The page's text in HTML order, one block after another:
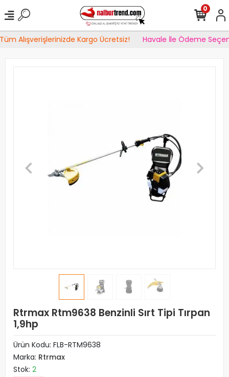
Alışverişlerinizde Kargo Ücretsiz! Havale İle Ödeme
0
Rtrmax Rtm9638 Benzinli Sırt Tipi Tırpan
1,9hp
Ürün Kodu: FLB-RTM9638
Marka: Rtrmax
Stok: 2